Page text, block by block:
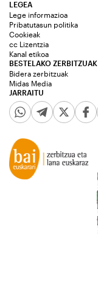
JARRAITU
LEGEA
Lege informazioa
Pribatutasun politika
Cookieak
cc Lizentzia
Kanal etikoa
BESTELAKO ZERBITZUAK
Bidera zerbitzuak
Midas Media